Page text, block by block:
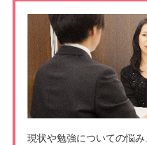
現状や勉強についての悩